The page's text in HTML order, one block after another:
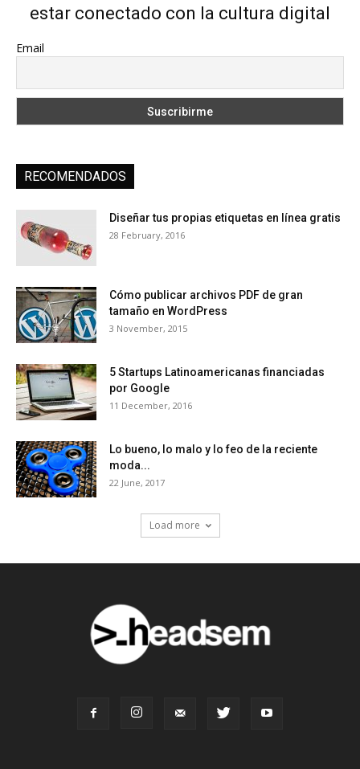
estar conectado con la cultura digital
Email
RECOMENDADOS
Diseñar tus propias etiquetas en línea gratis
28 February, 2016
Cómo publicar archivos PDF de gran
tamaño en WordPress
3 November, 2015
5 Startups Latinoamericanas financiadas
por Google
11 December, 2016
Lo bueno, lo malo y lo feo de la reciente
moda...
22 June, 2017
Load more